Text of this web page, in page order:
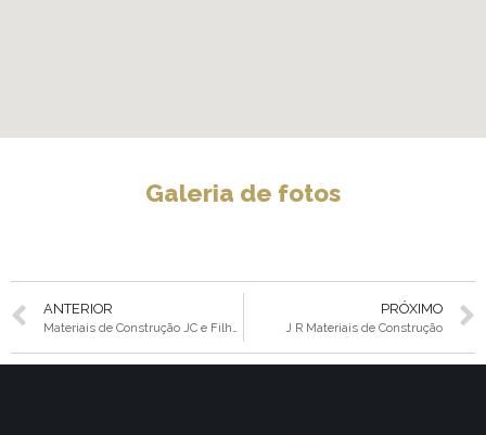
Galeria de fotos
ANTERIOR PRÓXIMO
J R Materiais de Construção